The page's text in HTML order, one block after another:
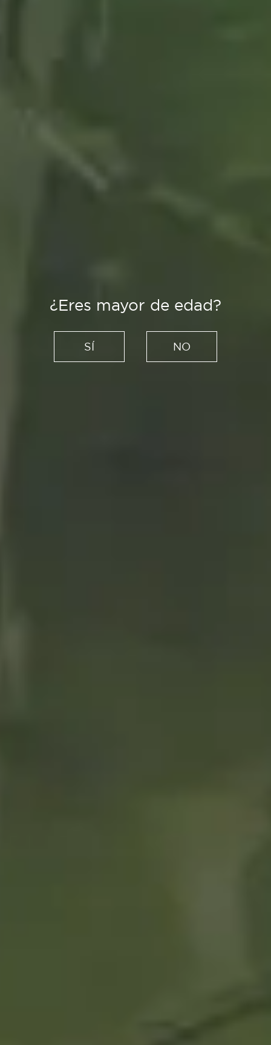
¿Eres mayor de edad?
SÍ NO
Es Tendencia
Talleres de escritura para
practicar la magia de la